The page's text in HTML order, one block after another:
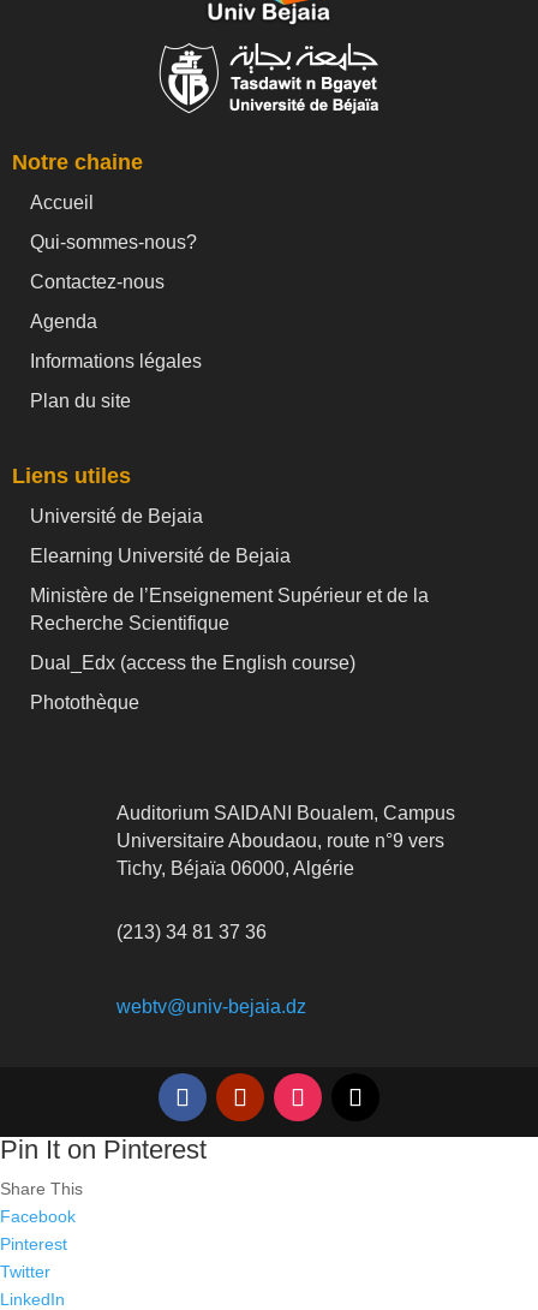
Notre chaine
Accueil
Qui-sommes-nous?
Contactez-nous
Agenda
Informations légales
Plan du site
Liens utiles
Université de Bejaia
Elearning Université de Bejaia
Ministère de l’Enseignement Supérieur et de la
Recherche Scientifique
Dual_Edx (access the English course)
Photothèque
Auditorium SAIDANI Boualem, Campus
Universitaire Aboudaou, route n°9 vers
Tichy, Béjaïa 06000, Algérie
(213) 34 81 37 36
webtv@univ-bejaia.dz
Pin It on Pinterest
Share This
Facebook
Pinterest
Twitter
LinkedIn